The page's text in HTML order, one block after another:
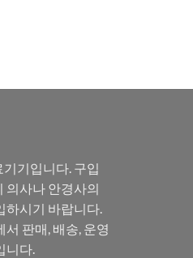
기입니다. 구입
의사나 안경사의
하시기 바랍니다.
판매, 배송, 운영
니다.